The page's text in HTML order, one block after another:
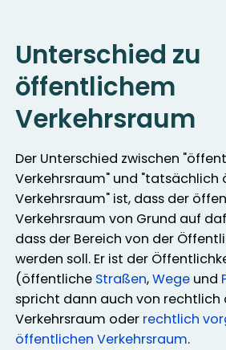
Unterschied zu
öffentlichem
Verkehrsraum
Der Unterschied zwischen
Verkehrsraum" und
Verkehrsraum" ist, dass der
Verkehrsraum von Grund auf
dass der Bereich von der
werden soll. Er ist der
(öffentliche Straßen,Wege und
spricht dann auch von
Verkehrsraum oder rechtlich
öffentlichen Verkehrsraum.